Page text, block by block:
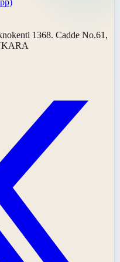
1368. Cadde No.61,